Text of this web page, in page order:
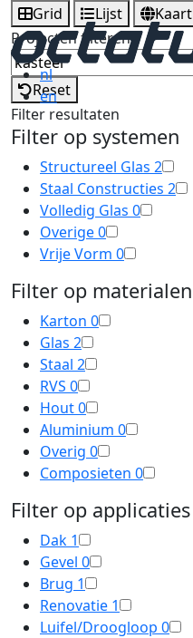
nl
en
Grid Lijst
Kaart
Projecten filteren
Reset
Filter resultaten
Filter op systemen
Structureel Glas 2
Staal Constructies 2
Volledig Glas 0
Overige0
Vrije Vorm 0
Filter op materialen
Karton 0
Glas 2
Staal 2
RVS 0
Hout0
Aluminium 0
Overig 0
Composieten 0
Filter op applicaties
Dak 1
Gevel 0
Brug 1
Renovatie 1
Luifel/Droogloop 0